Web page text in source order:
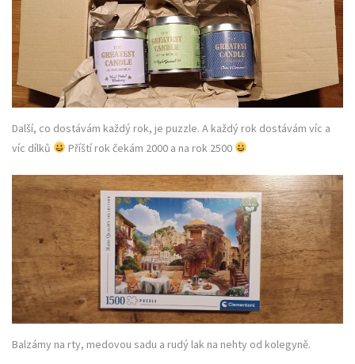
Další, co dostávám každý rok, je puzzle. A každý rok dostávám víc a
víc dílků
Příští rok čekám 2000 a na rok 2500
Balzámy na rty, medovou sadu a rudý lak na nehty od kolegyně.